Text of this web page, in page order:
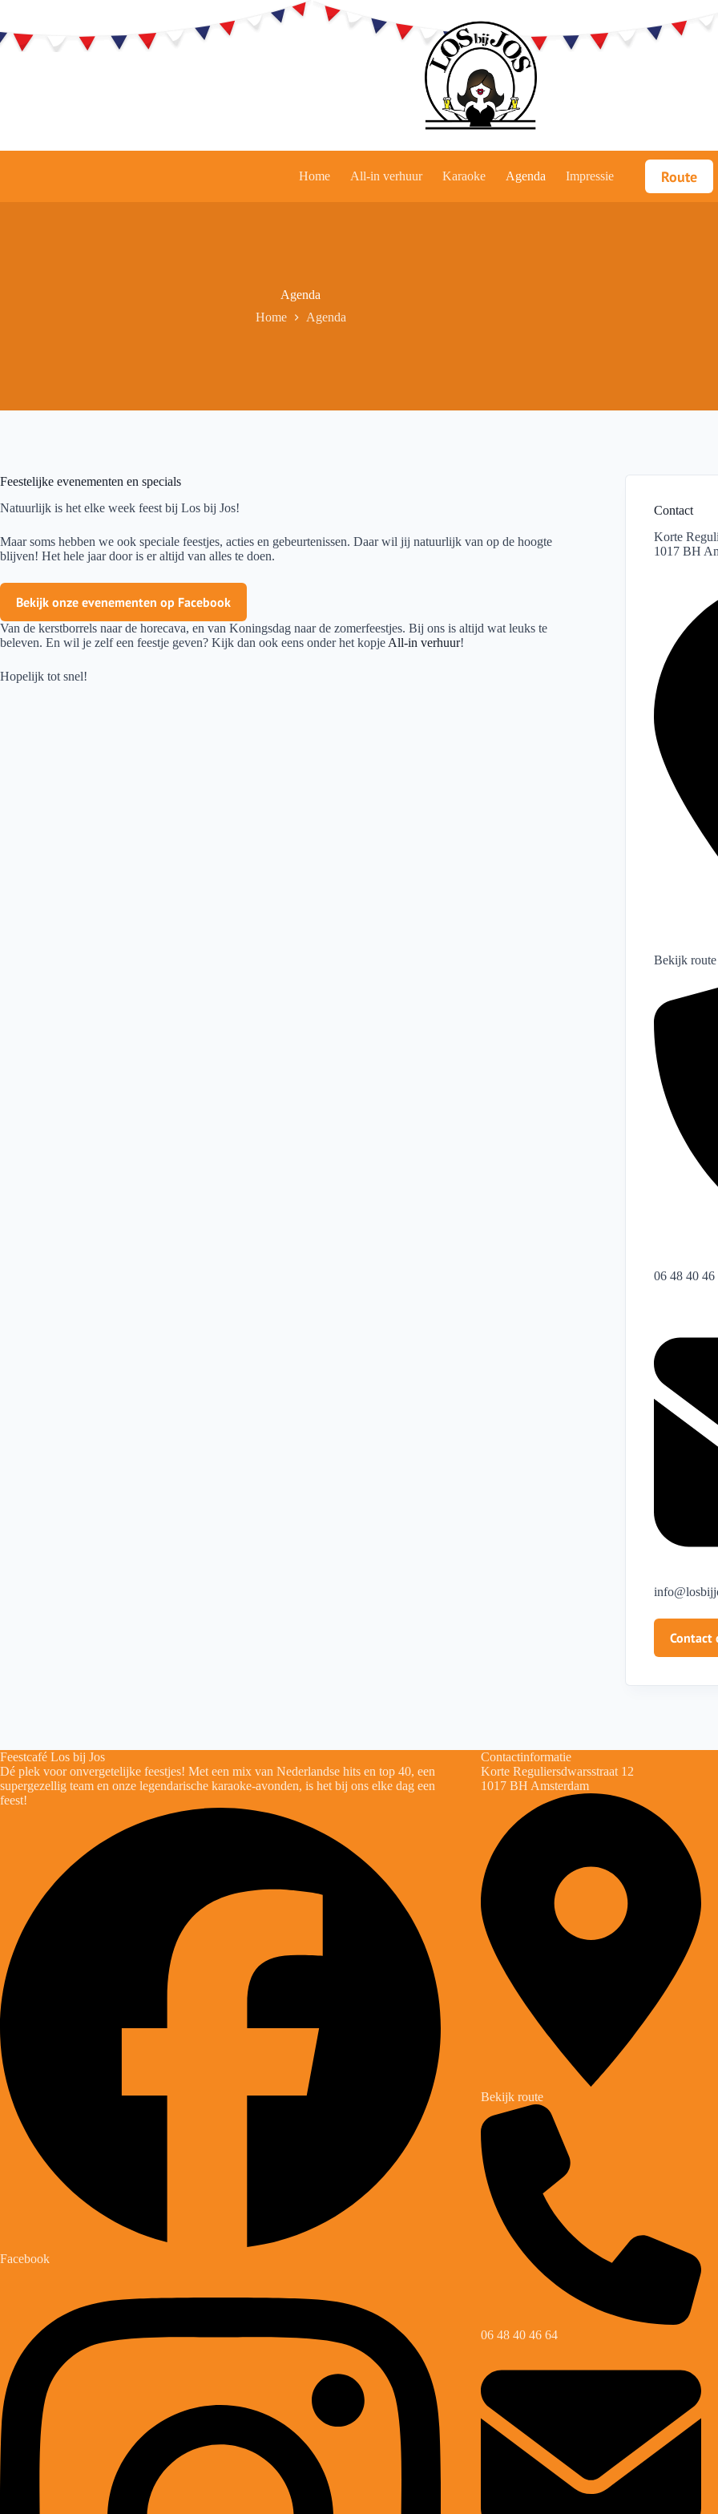
de
inhoud
Home All-in verhuur Karaoke Agenda Impressie Route
Agenda
Home
Agenda
Feestelijke evenementen en specials
Natuurlijk is het elke week feest bij Los bij Jos!
Maar soms hebben we ook speciale feestjes, acties en gebeurtenissen. Daar wil jij natuurlijk van op de hoogte
blijven! Het hele jaar door is er altijd van alles te doen.
Bekijk onze evenementen op Facebook
Van de kerstborrels naar de horecava, en van Koningsdag naar de zomerfeestjes. Bij ons is altijd wat leuks te
beleven. En wil je zelf een feestje geven? Kijk dan ook eens onder het kopje All-in verhuur!
Hopelijk tot snel!
Contact
Korte
1017 BH
Bekijk route
06 48 40 46
Contact
Feestcafé Los bij Jos
Dé plek voor onvergetelijke feestjes! Met een mix van Nederlandse hits en top 40, een
supergezellig team en onze legendarische karaoke-avonden, is het bij ons elke dag een
feest!
Facebook
Contactinformatie
Korte Reguliersdwarsstraat 12
1017 BH Amsterdam
Bekijk route
06 48 40 46 64